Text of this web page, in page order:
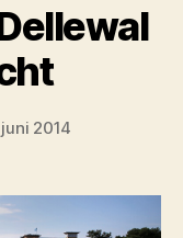
2014